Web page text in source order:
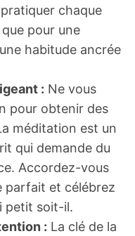
chaque
que pour une
habitude ancrée
: Ne vous
pour obtenir des
méditation est un
qui demande du
Accordez-vous
parfait et célébrez
petit soit-il.
: La clé de la